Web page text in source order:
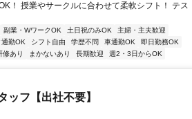
！ 授業やサークルに合わせて柔軟シフト！ テス
副業・WワークOK 土日祝のみOK
主婦・主夫歓迎
通勤OK シフト自由 学歴不問 車通勤OK
即日勤務OK
修あり まかないあり 長期歓迎 週2・3日からOK
ッフ【出社不要】